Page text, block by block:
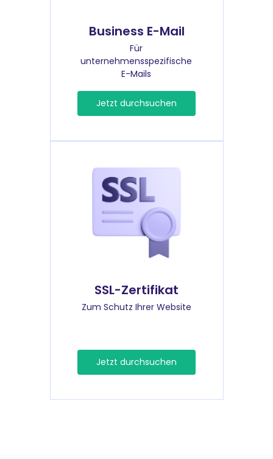
Business E-Mail
Für
unternehmensspezifische
E-Mails
Jetzt durchsuchen
SSL-Zertifikat
Zum Schutz Ihrer Website
Jetzt durchsuchen